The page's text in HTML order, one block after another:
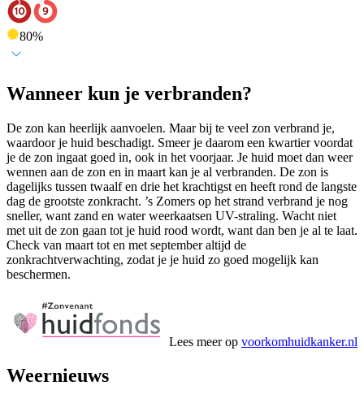
80%
Wanneer kun je verbranden?
De zon kan heerlijk aanvoelen. Maar bij te veel zon verbrand je,
waardoor je huid beschadigt. Smeer je daarom een kwartier voordat
je de zon ingaat goed in, ook in het voorjaar. Je huid moet dan weer
wennen aan de zon en in maart kan je al verbranden. De zon is
dagelijks tussen twaalf en drie het krachtigst en heeft rond de langste
dag de grootste zonkracht. ’s Zomers op het strand verbrand je nog
sneller, want zand en water weerkaatsen UV-straling. Wacht niet
met uit de zon gaan tot je huid rood wordt, want dan ben je al te laat.
Check van maart tot en met september altijd de
zonkrachtverwachting, zodat je je huid zo goed mogelijk kan
beschermen.
Lees meer op voorkomhuidkanker.nl
Weernieuws